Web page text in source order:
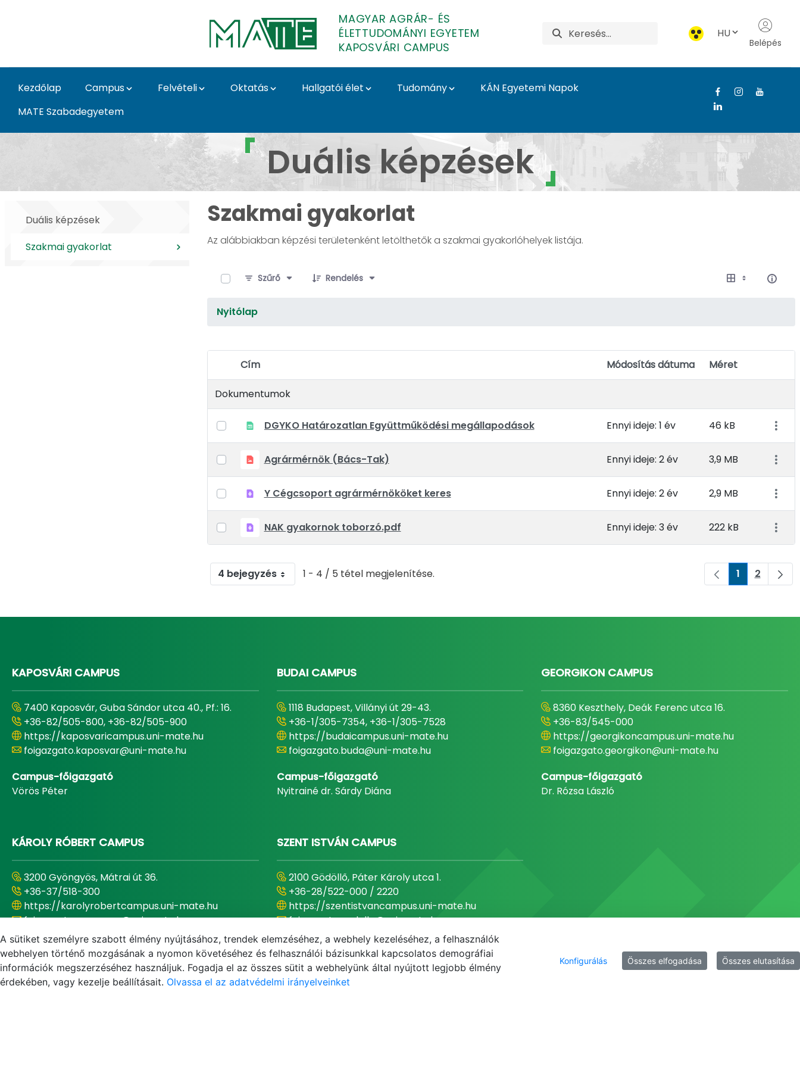
MAGYAR AGRÁR- ÉS
ÉLETTUDOMÁNYI EGYETEM
KAPOSVÁRI CAMPUS
HU
Belépés
Kezdőlap Campus Felvételi Oktatás Hallgatói élet Tudomány
KÁN Egyetemi Napok
MATE Szabadegyetem
Szakmai gyakorlat - Kaposvári Campus
Duális képzések
Duális képzések
Szakmai gyakorlat
Szakmai gyakorlat
Az alábbiakban képzési területenként letölthetők a szakmai gyakorlóhelyek listája.
Szűrő
Rendelés
Nyitólap
Elem kiválasztása
Cím Módosítás dátuma
Méret
Elem
Dokumentumok
DGYKO Határozatlan Együttműködési megállapodások Ennyi ideje: 1 év 46 kB
Agrármérnök (Bács-Tak) Ennyi ideje: 2 év 3,9 MB
Y Cégcsoport agrármérnököket keres Ennyi ideje: 2 év 2,9 MB
NAK gyakornok toborzó.pdf Ennyi ideje: 3 év 222 kB
4 bejegyzés 1 - 4 / 5 tétel megjelenítése. Oldal
1 Oldal
2
KAPOSVÁRI CAMPUS
7400 Kaposvár, Guba Sándor utca 40., Pf.: 16.
+36-82/505-800, +36-82/505-900
https://kaposvaricampus.uni-mate.hu
foigazgato.kaposvar@uni-mate.hu
Campus-főigazgató
Vörös Péter
BUDAI CAMPUS
1118 Budapest, Villányi út 29-43.
+36-1/305-7354, +36-1/305-7528
https://budaicampus.uni-mate.hu
foigazgato.buda@uni-mate.hu
Campus-főigazgató
Nyitrainé dr. Sárdy Diána
GEORGIKON CAMPUS
8360 Keszthely, Deák Ferenc utca 16.
+36-83/545-000
https://georgikoncampus.uni-mate.hu
foigazgato.georgikon@uni-mate.hu
Campus-főigazgató
Dr. Rózsa László
KÁROLY RÓBERT CAMPUS
3200 Gyöngyös, Mátrai út 36.
+36-37/518-300
https://karolyrobertcampus.uni-mate.hu
foigazgato.gyongyos@uni-mate.hu
Campus-főigazgató
Dr. Bujdosó Zoltán
SZENT ISTVÁN CAMPUS
2100 Gödöllő, Páter Károly utca 1.
+36-28/522-000 / 2220
https://szentistvancampus.uni-mate.hu
foigazgato.godollo@uni-mate.hu
Campus-főigazgató
Dr. Béres András
A sütiket személyre szabott élmény nyújtásához, trendek elemzéséhez, a webhely kezeléséhez, a felhasználók
webhelyen történő mozgásának a nyomon követéséhez és felhasználói bázisunkkal kapcsolatos demográfiai
információk megszerzéséhez használjuk. Fogadja el az összes sütit a webhelyünk által nyújtott legjobb élmény
érdekében, vagy kezelje beállításait. Olvassa el az adatvédelmi irányelveinket
Konfigurálás Összes elfogadása Összes elutasítása